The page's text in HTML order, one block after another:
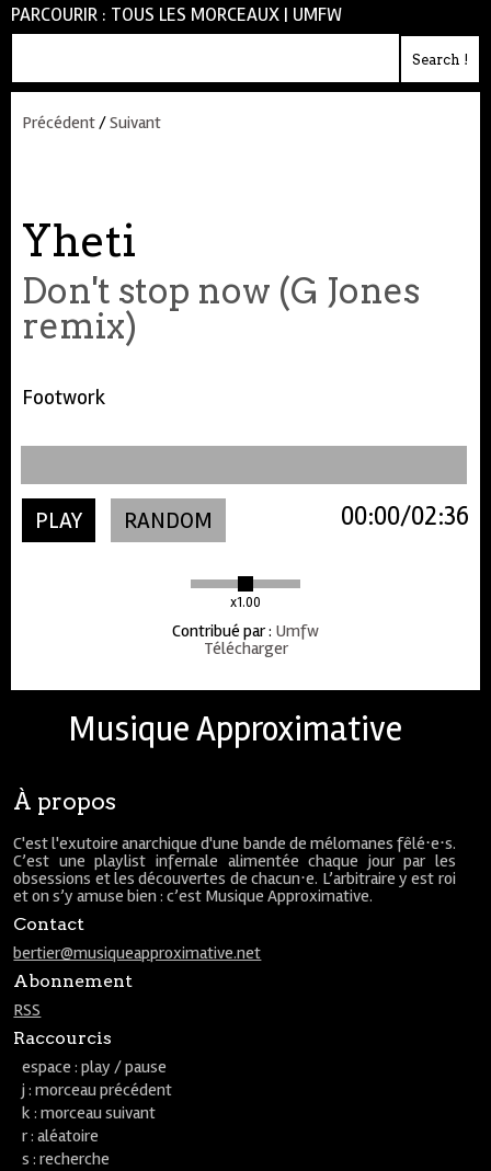
PARCOURIR : TOUS LES MORCEAUX | UMFW
Précédent/Suivant
Yheti
Don't stop now (G Jones
remix)
Footwork
PLAY RANDOM
x1.00
02:36
00:00
Contribué par: Umfw
Télécharger
Musique Approximative
À propos
C'est l'exutoire anarchique d'une bande de mélomanes fêlé⋅e⋅s.
C’est une playlist infernale alimentée chaque jour par les
obsessions et les découvertes de chacun⋅e. L’arbitraire y est roi
et on s’y amuse bien : c’est Musique Approximative.
Contact
bertier@musiqueapproximative.net
Abonnement
RSS
Raccourcis
espace : play / pause
j : morceau précédent
k : morceau suivant
r : aléatoire
s : recherche